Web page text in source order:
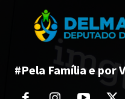
#Pela Família e por